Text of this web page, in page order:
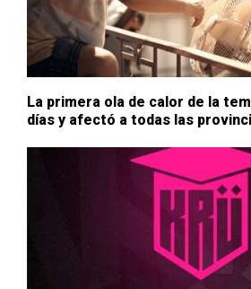
La primera ola de calor de la
días y afectó a todas las